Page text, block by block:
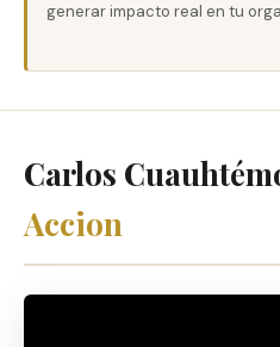
generar impacto real en tu
Carlos
Accion